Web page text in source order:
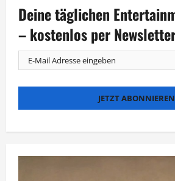
erinnert
an
Hit-
Wonder“
Deine täglichen
– kostenlos per